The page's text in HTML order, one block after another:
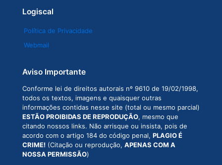
Logiscal
Política de Privacidade
Webmail
Aviso Importante
Conforme lei de direitos autorais nº 9610 de 19/02/1998,
todos os textos, imagens e quaisquer outras
informações contidas nesse site (total ou mesmo parcial)
ESTÃO PROIBIDAS DE REPRODUÇÃO, mesmo que
citando nossos links. Não arrisque ou insista, pois de
acordo com o artigo 184 do código penal, PLAGIO É
CRIME! (Citação ou reprodução, APENAS COM A
NOSSA PERMISSÃO)